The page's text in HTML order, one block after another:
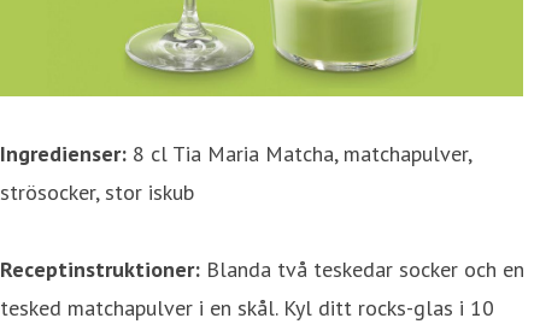
Ingredienser: 8 cl Tia Maria Matcha, matchapulver,
strösocker, stor iskub
Receptinstruktioner: Blanda två teskedar socker och en
tesked matchapulver i en skål. Kyl ditt rocks-glas i 10